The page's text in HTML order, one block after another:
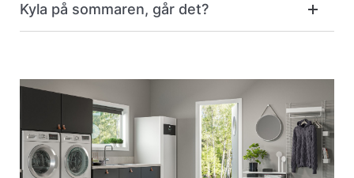
Kyla på sommaren, går det?